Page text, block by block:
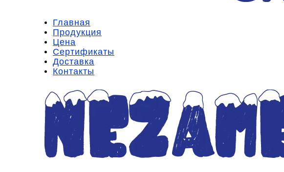
Главная
Продукция
Цена
Сертификаты
Доставка
Контакты